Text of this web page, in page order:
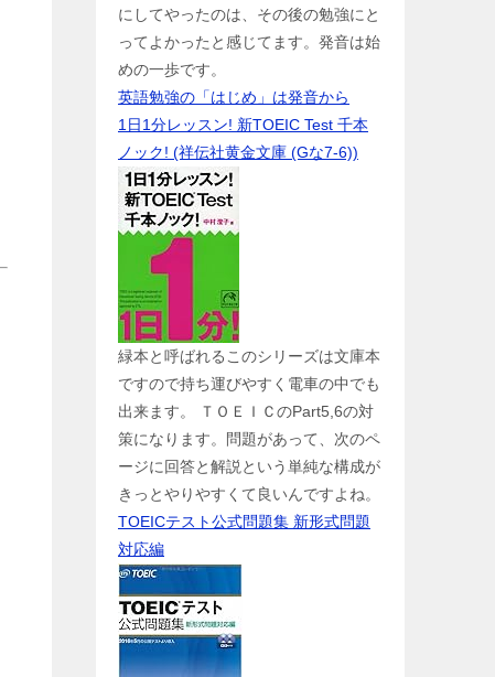
にしてやったのは、その後の勉強にと
ってよかったと感じてます。発音は始
めの一歩です。
英語勉強の「はじめ」は発音から
1日1分レッスン! 新TOEIC Test 千本
ノック! (祥伝社黄金文庫 (Gな7-6))
緑本と呼ばれるこのシリーズは文庫本
ですので持ち運びやすく電車の中でも
出来ます。 ＴＯＥＩＣのPart5,6の対
策になります。問題があって、次のペ
ージに回答と解説という単純な構成が
きっとやりやすくて良いんですよね。
TOEICテスト公式問題集 新形式問題
対応編